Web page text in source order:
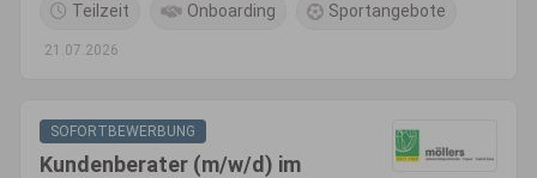
Teilzeit Onboarding Sportangebote
21.07.2026
SOFORTBEWERBUNG
Kundenberater (m/w/d) im